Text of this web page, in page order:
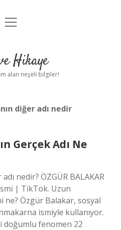
Uyarı
menüyü
Hikaye
alan neşeli bilgiler!
diğer adı nedir
Gerçek Adı Ne
nedir? ÖZGÜR BALAKAR
| TikTok. Uzun
ne? Özgür Balakar, sosyal
ismiyle kullanıyor.
doğumlu fenomen 22